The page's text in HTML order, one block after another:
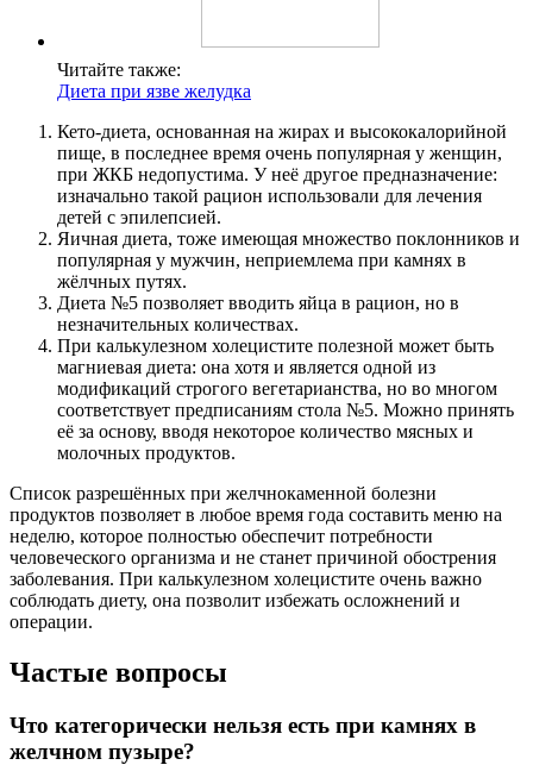
Читайте также:
Диета при язве желудка
Кето-диета, основанная на жирах и высококалорийной
пище, в последнее время очень популярная у женщин,
при ЖКБ недопустима. У неё другое предназначение:
изначально такой рацион использовали для лечения
детей с эпилепсией.
Яичная диета, тоже имеющая множество поклонников и
популярная у мужчин, неприемлема при камнях в
жёлчных путях.
Диета №5 позволяет вводить яйца в рацион, но в
незначительных количествах.
При калькулезном холецистите полезной может быть
магниевая диета: она хотя и является одной из
модификаций строгого вегетарианства, но во многом
соответствует предписаниям стола №5. Можно принять
её за основу, вводя некоторое количество мясных и
молочных продуктов.
Список разрешённых при желчнокаменной болезни
продуктов позволяет в любое время года составить меню на
неделю, которое полностью обеспечит потребности
человеческого организма и не станет причиной обострения
заболевания. При калькулезном холецистите очень важно
соблюдать диету, она позволит избежать осложнений и
операции.
Частые вопросы
Что категорически нельзя есть при камнях в
желчном пузыре?